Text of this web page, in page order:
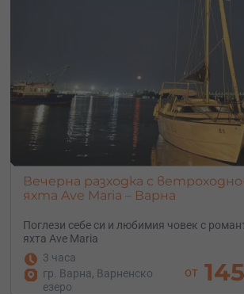
Вечерна разходка с
яхта Ave Maria – Варна
Поглези себе си и любимия човек с
яхта Ave Maria
3 часа
гр. Варна, Варненско
езеро
от 145